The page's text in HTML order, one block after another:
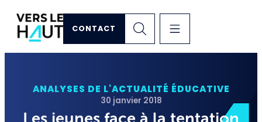
CONTACT
ANALYSES DE L'ACTUALITÉ ÉDUCATIVE
30 janvier 2018
Les jeunes face à la tentation